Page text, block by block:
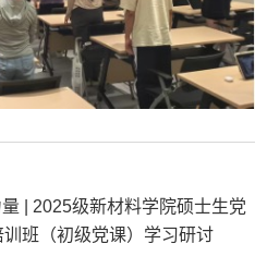
| 2025级新材料学院硕士生党
班（初级党课）学习研讨